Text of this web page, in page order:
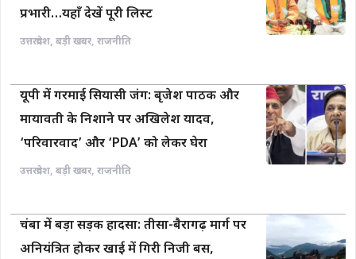
प्रभारी…यहाँ देखें पूरी लिस्ट
उत्तरप्रदेश, बड़ी खबर, राजनीति
यूपी में गरमाई सियासी जंग: बृजेश पाठक और
मायावती के निशाने पर अखिलेश यादव,
‘परिवारवाद’ और ‘PDA’ को लेकर घेरा
उत्तरप्रदेश, बड़ी खबर, राजनीति
चंबा में बड़ा सड़क हादसा: तीसा-बैरागढ़ मार्ग पर
अनियंत्रित होकर खाई में गिरी निजी बस,